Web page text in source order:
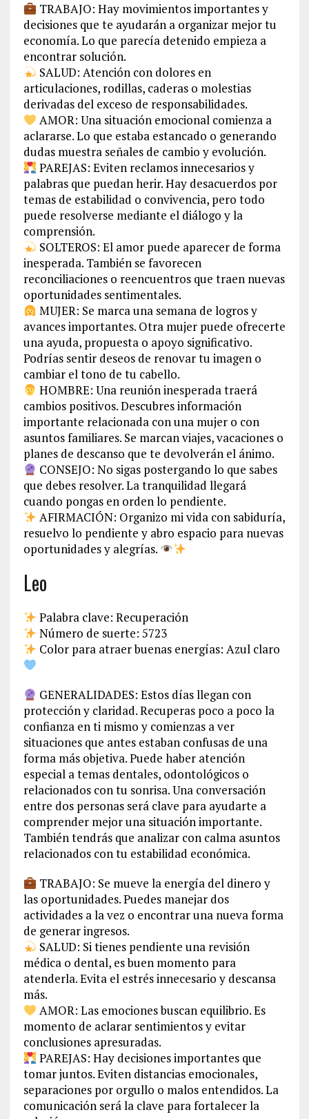
TRABAJO: Hay movimientos importantes y
decisiones que te ayudarán a organizar mejor tu
economía. Lo que parecía detenido empieza a
encontrar solución.
SALUD: Atención con dolores en
articulaciones, rodillas, caderas o molestias
derivadas del exceso de responsabilidades.
AMOR: Una situación emocional comienza a
aclararse. Lo que estaba estancado o generando
dudas muestra señales de cambio y evolución.
PAREJAS: Eviten reclamos innecesarios y
palabras que puedan herir. Hay desacuerdos por
temas de estabilidad o convivencia, pero todo
puede resolverse mediante el diálogo y la
comprensión.
SOLTEROS: El amor puede aparecer de forma
inesperada. También se favorecen
reconciliaciones o reencuentros que traen nuevas
oportunidades sentimentales.
MUJER: Se marca una semana de logros y
avances importantes. Otra mujer puede ofrecerte
una ayuda, propuesta o apoyo significativo.
Podrías sentir deseos de renovar tu imagen o
cambiar el tono de tu cabello.
HOMBRE: Una reunión inesperada traerá
cambios positivos. Descubres información
importante relacionada con una mujer o con
asuntos familiares. Se marcan viajes, vacaciones o
planes de descanso que te devolverán el ánimo.
CONSEJO: No sigas postergando lo que sabes
que debes resolver. La tranquilidad llegará
cuando pongas en orden lo pendiente.
AFIRMACIÓN: Organizo mi vida con sabiduría,
resuelvo lo pendiente y abro espacio para nuevas
oportunidades y alegrías.
Leo
Palabra clave: Recuperación
Número de suerte: 5723
Color para atraer buenas energías: Azul claro
GENERALIDADES: Estos días llegan con
protección y claridad. Recuperas poco a poco la
confianza en ti mismo y comienzas a ver
situaciones que antes estaban confusas de una
forma más objetiva. Puede haber atención
especial a temas dentales, odontológicos o
relacionados con tu sonrisa. Una conversación
entre dos personas será clave para ayudarte a
comprender mejor una situación importante.
También tendrás que analizar con calma asuntos
relacionados con tu estabilidad económica.
TRABAJO: Se mueve la energía del dinero y
las oportunidades. Puedes manejar dos
actividades a la vez o encontrar una nueva forma
de generar ingresos.
SALUD: Si tienes pendiente una revisión
médica o dental, es buen momento para
atenderla. Evita el estrés innecesario y descansa
más.
AMOR: Las emociones buscan equilibrio. Es
momento de aclarar sentimientos y evitar
conclusiones apresuradas.
PAREJAS: Hay decisiones importantes que
tomar juntos. Eviten distancias emocionales,
separaciones por orgullo o malos entendidos. La
comunicación será la clave para fortalecer la